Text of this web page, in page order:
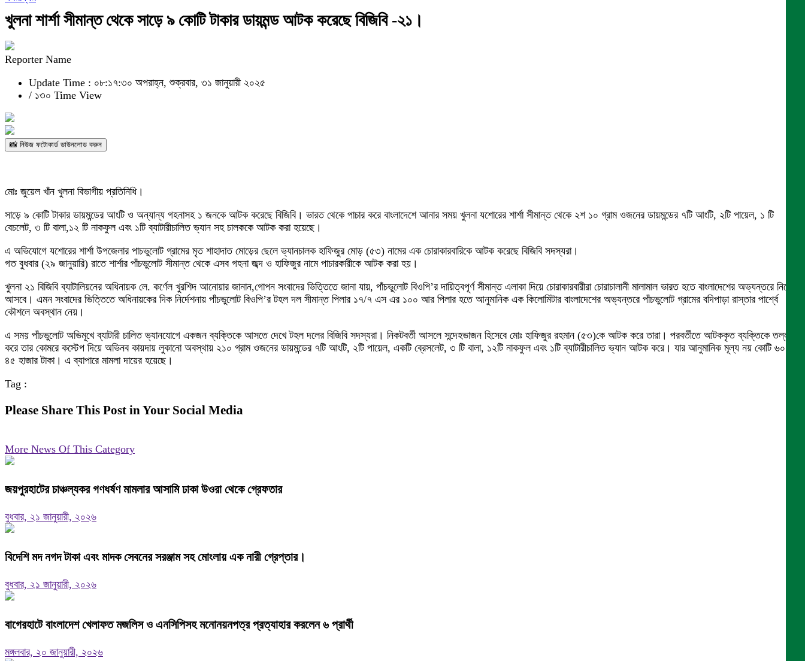
খুলনা শার্শা সীমান্ত থেকে সাড়ে ৯ কোটি টাকার ডায়মন্ড আটক করেছে বিজিবি -২১।
Reporter Name
Update Time : ০৮:১৭:৩০ অপরাহ্ন, শুক্রবার, ৩১ জানুয়ারী ২০২৫
/ ১৩০ Time View
📸 নিউজ ফটোকার্ড ডাউনলোড করুন
মোঃ জুয়েল খাঁন খুলনা বিভাগীয় প্রতিনিধি।
সাড়ে ৯ কোটি টাকার ডায়মন্ডের আংটি ও অন্যান্য গহনাসহ ১ জনকে আটক করেছে বিজিবি। ভারত থেকে পাচার করে বাংলাদেশে আনার সময় খুলনা যশোরের শার্শা সীমান্ত থেকে ২শ ১০ গ্রাম ওজনের ডায়মন্ডের ৭টি আংটি, ২টি পায়েল, ১ টি
বেচলেট, ৩ টি বালা,১২ টি নাকফুল এবং ১টি ব্যাটারীচালিত ভ্যান সহ চালককে আটক করা হয়েছে।
এ অভিযোগে যশোরের শার্শা উপজেলার পাচভুলোট গ্রামের মৃত শাহাদাত মোড়ের ছেলে ভ্যানচালক হাফিজুর মোড় (৫৩) নামের এক চোরাকারবারিকে আটক করেছে বিজিবি সদস্যরা।
গত বুধবার (২৯ জানুয়ারি) রাতে শার্শার পাঁচভুলোট সীমান্ত থেকে এসব গহনা জব্দ ও হাফিজুর নামে পাচারকারীকে আটক করা হয়।
খুলনা ২১ বিজিবি ব্যাটালিয়নের অধিনায়ক লে. কর্ণেল খুরশিদ আনোয়ার জানান,গোপন সংবাদের ভিত্তিতে জানা যায়, পাঁচভুলোট বিওপি’র দায়িত্বপূর্ণ সীমান্ত এলাকা দিয়ে চোরাকারবারীরা চোরাচালানী মালামাল ভারত হতে বাংলাদেশের অভ্যন্তরে নিয়ে
আসবে। এমন সংবাদের ভিত্তিতে অধিনায়কের দিক নির্দেশনায় পাঁচভুলোট বিওপি’র টহল দল সীমান্ত পিলার ১৭/৭ এস এর ১০০ আর পিলার হতে আনুমানিক এক কিলোমিটার বাংলাদেশের অভ্যন্তরে পাঁচভুলোট গ্রামের বদিপাড়া রাস্তার পার্শ্বে
কৌশলে অবস্থান নেয়।
এ সময় পাঁচভুলোট অভিমূখে ব্যাটারী চালিত ভ্যানযোগে একজন ব্যক্তিকে আসতে দেখে টহল দলের বিজিবি সদস্যরা। নিকটবর্তী আসলে সন্দেহভাজন হিসেবে মোঃ হাফিজুর রহমান (৫৩)কে আটক করে তারা। পরবর্তীতে আটককৃত ব্যক্তিকে তল্লাশী
করে তার কোমরে কস্টেপ দিয়ে অভিনব কায়দায় লুকানো অবস্থায় ২১০ গ্রাম ওজনের ডায়মন্ডের ৭টি আংটি, ২টি পায়েল, একটি ব্রেসলেট, ৩ টি বালা, ১২টি নাকফুল এবং ১টি ব্যাটারীচালিত ভ্যান আটক করে। যার আনুমানিক মূল্য নয় কোটি ৬০ লাখ
৪৫ হাজার টাকা। এ ব্যাপারে মামলা দায়ের হয়েছে।
Tag :
Please Share This Post in Your Social Media
More News Of This Category
জয়পুরহাটের চাঞ্চল্যকর গণধর্ষণ মামলার আসামি ঢাকা উওরা থেকে গ্রেফতার
বুধবার, ২১ জানুয়ারী, ২০২৬
বিদেশি মদ নগদ টাকা এবং মাদক সেবনের সরঞ্জাম সহ মোংলায় এক নারী গ্রেপ্তার।
বুধবার, ২১ জানুয়ারী, ২০২৬
বাগেরহাটে বাংলাদেশ খেলাফত মজলিস ও এনসিপিসহ মনোনয়নপত্র প্রত্যাহার করলেন ৬ প্রার্থী
মঙ্গলবার, ২০ জানুয়ারী, ২০২৬